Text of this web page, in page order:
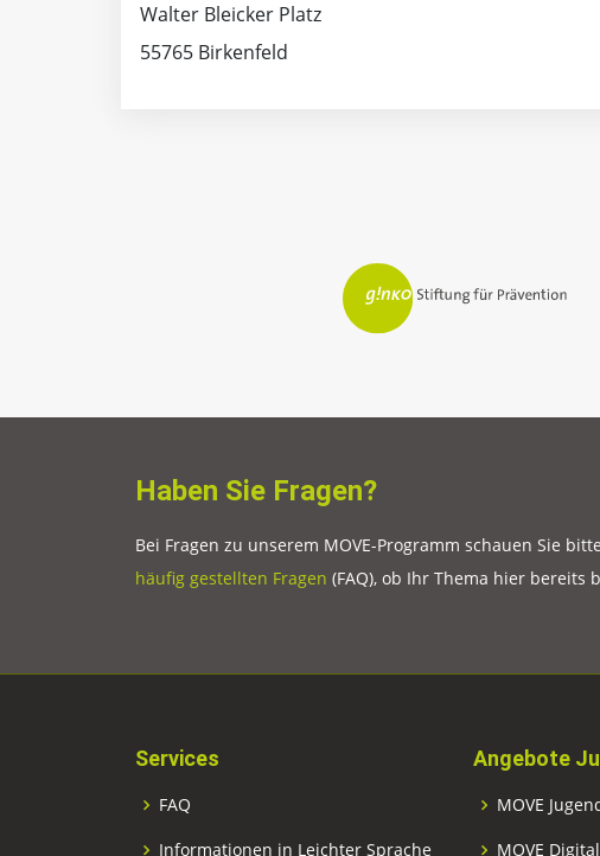
Walter Bleicker Platz
55765 Birkenfeld
Haben Sie Fragen?
Bei Fragen zu unserem MOVE-Programm schauen Sie
häufig gestellten Fragen (FAQ), ob Ihr Thema hier bereits
Services
FAQ
Informationen in Leichter Sprache
Angebote
MOVE
MOVE